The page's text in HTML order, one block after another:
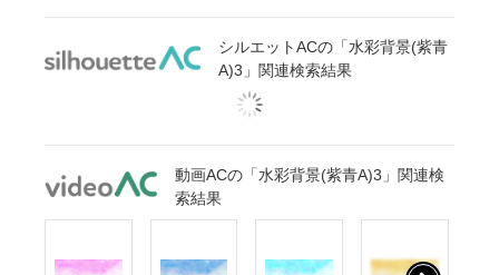
シルエットACの「水彩背景(紫青
A)3」関連検索結果
動画ACの「水彩背景(紫青A)3」関連検
索結果